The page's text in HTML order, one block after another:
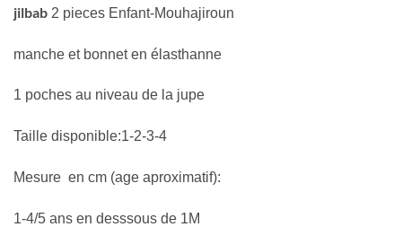
jilbab 2 pieces Enfant-Mouhajiroun
manche et bonnet en élasthanne
1 poches au niveau de la jupe
Taille disponible:1-2-3-4
Mesure en cm (age aproximatif):
1-4/5 ans en desssous de 1M